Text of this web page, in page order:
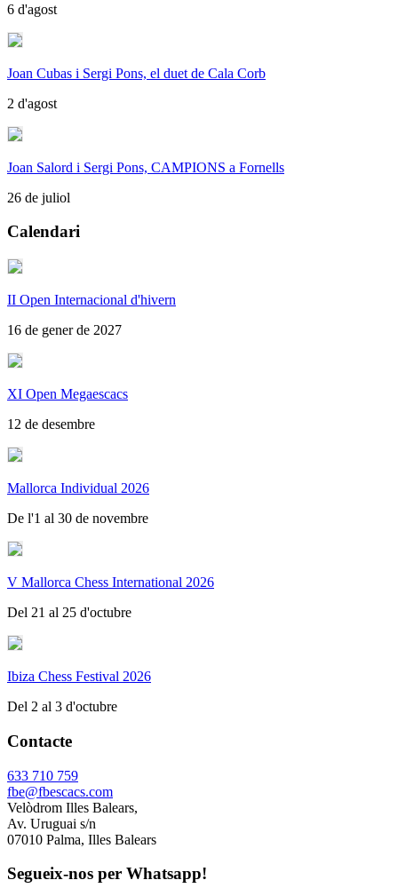
6 d'agost
Joan Cubas i Sergi Pons, el duet de Cala Corb
2 d'agost
Joan Salord i Sergi Pons, CAMPIONS a Fornells
26 de juliol
Calendari
II Open Internacional d'hivern
16 de gener de 2027
XI Open Megaescacs
12 de desembre
Mallorca Individual 2026
De l'1 al 30 de novembre
V Mallorca Chess International 2026
Del 21 al 25 d'octubre
Ibiza Chess Festival 2026
Del 2 al 3 d'octubre
Contacte
633 710 759
fbe@fbescacs.com
Velòdrom Illes Balears,
Av. Uruguai s/n
07010 Palma, Illes Balears
Segueix-nos per Whatsapp!